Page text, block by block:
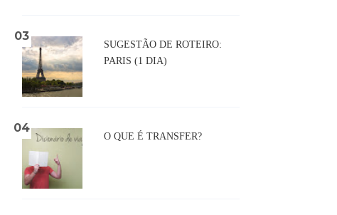
SUGESTÃO DE ROTEIRO:
PARIS (1 DIA)
O QUE É TRANSFER?